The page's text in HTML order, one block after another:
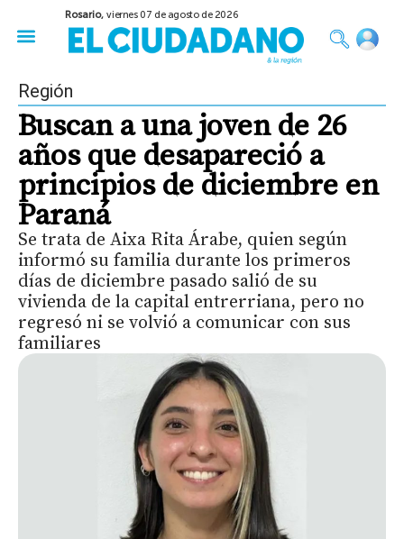
Rosario,viernes 07 de agosto de 2026
Región
Buscan a una joven de 26
años que desapareció a
principios de diciembre en
Paraná
Se trata de Aixa Rita Árabe, quien según
informó su familia durante los primeros
días de diciembre pasado salió de su
vivienda de la capital entrerriana, pero no
regresó ni se volvió a comunicar con sus
familiares